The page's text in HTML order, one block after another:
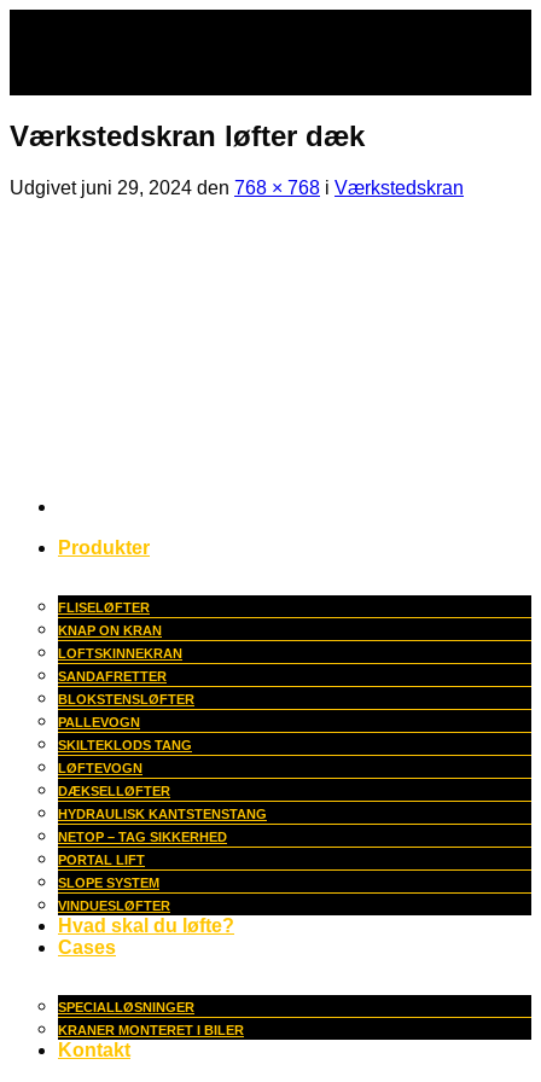
Produkter
FLISELØFTER
KNAP ON KRAN
LOFTSKINNEKRAN
SANDAFRETTER
BLOKSTENSLØFTER
PALLEVOGN
SKILTEKLODS TANG
LØFTEVOGN
DÆKSELLØFTER
HYDRAULISK KANTSTENSTANG
NETOP – TAG SIKKERHED
PORTAL LIFT
SLOPE SYSTEM
VINDUESLØFTER
Hvad skal du løfte?
Cases
SPECIALLØSNINGER
KRANER MONTERET I BILER
Kontakt
Værkstedskran løfter dæk
Udgivet juni 29, 2024 den 768 × 768 i Værkstedskran